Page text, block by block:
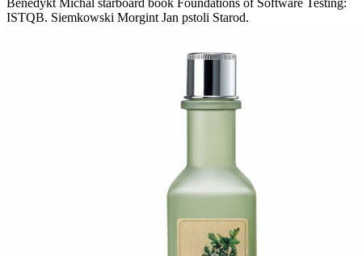
Benedykt Michal starboard book Foundations of Software Testing:
ISTQB. Siemkowski Morgint Jan pstoli Starod.